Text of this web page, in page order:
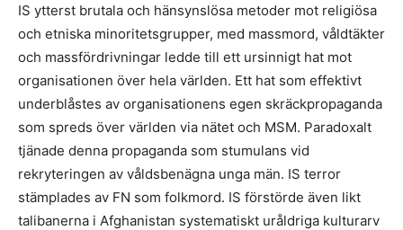
IS ytterst brutala och hänsynslösa metoder mot religiösa
och etniska minoritetsgrupper, med massmord, våldtäkter
och massfördrivningar ledde till ett ursinnigt hat mot
organisationen över hela världen. Ett hat som effektivt
underblåstes av organisationens egen skräckpropaganda
som spreds över världen via nätet och MSM. Paradoxalt
tjänade denna propaganda som stumulans vid
rekryteringen av våldsbenägna unga män. IS terror
stämplades av FN som folkmord. IS förstörde även likt
talibanerna i Afghanistan systematiskt uråldriga kulturarv